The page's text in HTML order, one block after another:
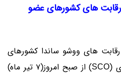
رقابت های کشورهای عضو
های ووشو ساندا کشورهای
عضو سازمان همکاری شانگهای (SCO) از صبح امروز(7 تیر ماه)